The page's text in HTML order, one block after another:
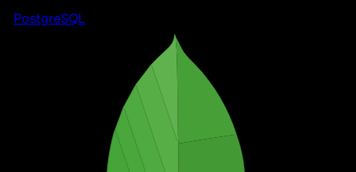
PostgreSQL